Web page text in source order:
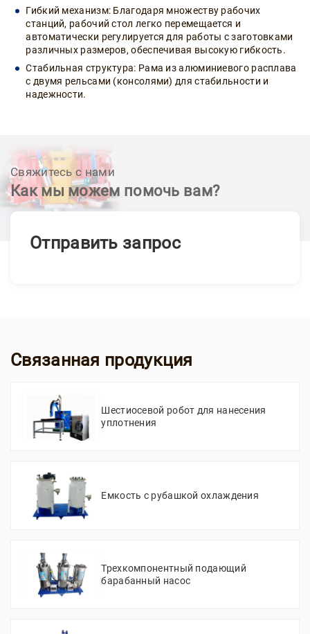
Гибкий механизм: Благодаря множеству рабочих
станций, рабочий стол легко перемещается и
автоматически регулируется для работы с заготовками
различных размеров, обеспечивая высокую гибкость.
Стабильная структура: Рама из алюминиевого расплава
с двумя рельсами (консолями) для стабильности и
надежности.
Свяжитесь с нами
Как мы можем помочь вам?
Отправить запрос
Связанная продукция
Шестиосевой робот для нанесения
уплотнения
Емкость с рубашкой охлаждения
Трехкомпонентный подающий
барабанный насос